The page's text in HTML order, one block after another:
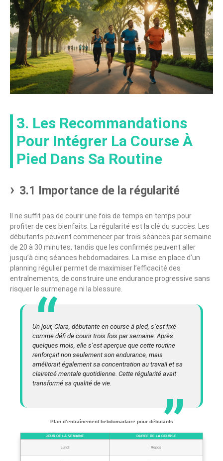
3. Les Recommandations
Pour Intégrer La Course À
Pied Dans Sa Routine
3.1 Importance de la régularité
Il ne suffit pas de courir une fois de temps en temps pour
profiter de ces bienfaits. La régularité est la clé du succès. Les
débutants peuvent commencer par trois séances par semaine
de 20 à 30 minutes, tandis que les confirmés peuvent aller
jusqu’à cinq séances hebdomadaires. La mise en place d’un
planning régulier permet de maximiser l’efficacité des
entraînements, de construire une endurance progressive sans
risquer le surmenage ni la blessure.
Un jour, Clara, débutante en course à pied, s’est fixé
comme défi de courir trois fois par semaine. Après
quelques mois, elle s’est aperçue que cette routine
renforçait non seulement son endurance, mais
améliorait également sa concentration au travail et sa
clairetcé mentale quotidienne. Cette régularité avait
transformé sa qualité de vie.
Plan d’entraînement hebdomadaire pour débutants
JOUR DE LA SEMAINE DURÉE DE LA COURSE
Lundi Repos